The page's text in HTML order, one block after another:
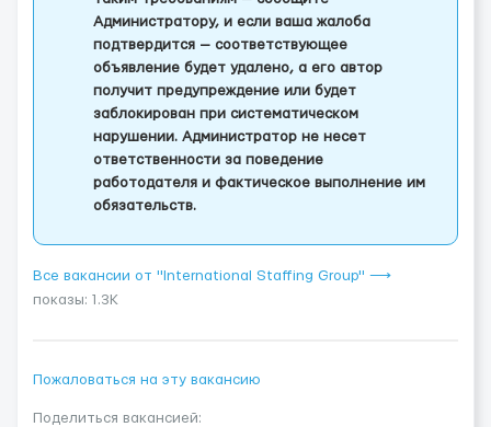
Администратору, и если ваша жалоба
подтвердится — соответствующее
объявление будет удалено, а его автор
получит предупреждение или будет
заблокирован при систематическом
нарушении. Администратор не несет
ответственности за поведение
работодателя и фактическое выполнение им
обязательств.
Все вакансии от "International Staffing Group" ⟶
показы: 1.3K
Пожаловаться на эту вакансию
Поделиться вакансией: